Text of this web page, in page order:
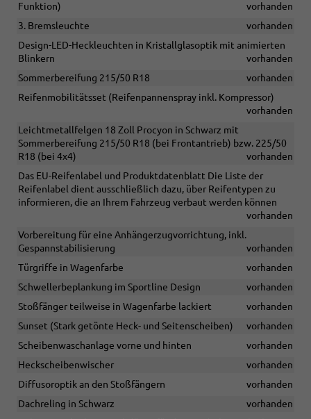
Funktion)
vorhanden
3. Bremsleuchte
vorhanden
Design-LED-Heckleuchten in Kristallglasoptik mit animierten
Blinkern
vorhanden
Sommerbereifung 215/50 R18
vorhanden
Reifenmobilitätsset (Reifenpannenspray inkl. Kompressor)
vorhanden
Leichtmetallfelgen 18 Zoll Procyon in Schwarz mit
Sommerbereifung 215/50 R18 (bei Frontantrieb) bzw. 225/50
R18 (bei 4x4)
vorhanden
Das EU-Reifenlabel und Produktdatenblatt Die Liste der
Reifenlabel dient ausschließlich dazu, über Reifentypen zu
informieren, die an Ihrem Fahrzeug verbaut werden können
vorhanden
Vorbereitung für eine Anhängerzugvorrichtung, inkl.
Gespannstabilisierung
vorhanden
Türgriffe in Wagenfarbe
vorhanden
Schwellerbeplankung im Sportline Design
vorhanden
Stoßfänger teilweise in Wagenfarbe lackiert
vorhanden
Sunset (Stark getönte Heck- und Seitenscheiben)
vorhanden
Scheibenwaschanlage vorne und hinten
vorhanden
Heckscheibenwischer
vorhanden
Diffusoroptik an den Stoßfängern
vorhanden
Dachreling in Schwarz
vorhanden